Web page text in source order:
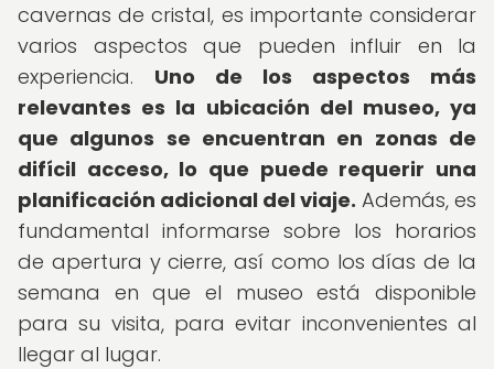
cavernas de cristal, es importante considerar
varios aspectos que pueden influir en la
experiencia. Uno de los aspectos más
relevantes es la ubicación del museo, ya
que algunos se encuentran en zonas de
difícil acceso, lo que puede requerir una
planificación adicional del viaje. Además, es
fundamental informarse sobre los horarios
de apertura y cierre, así como los días de la
semana en que el museo está disponible
para su visita, para evitar inconvenientes al
llegar al lugar.